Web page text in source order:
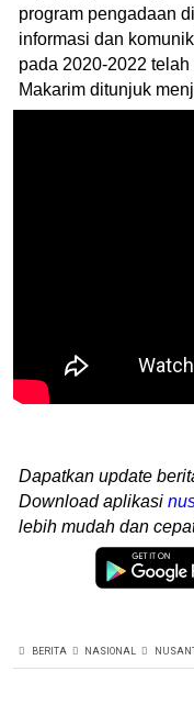
program pengadaan
informasi dan
pada 2020-2022
Makarim ditunjuk
Dapatkan update
Download aplikasi
lebih mudah dan
BERITA NASIONAL